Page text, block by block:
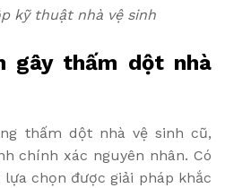
kỹ thuật nhà vệ sinh
gây thấm dột nhà
thấm dột nhà vệ sinh cũ,
chính xác nguyên nhân. Có
chọn được giải pháp khắc